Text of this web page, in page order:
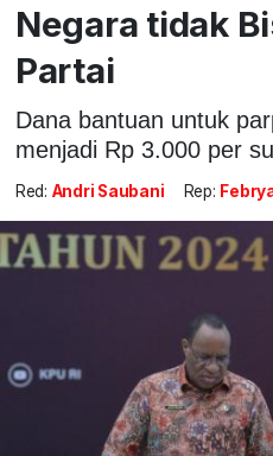
Negara tidak
Partai
Dana bantuan untuk
menjadi Rp 3.000 per
Red: Andri Saubani Rep: